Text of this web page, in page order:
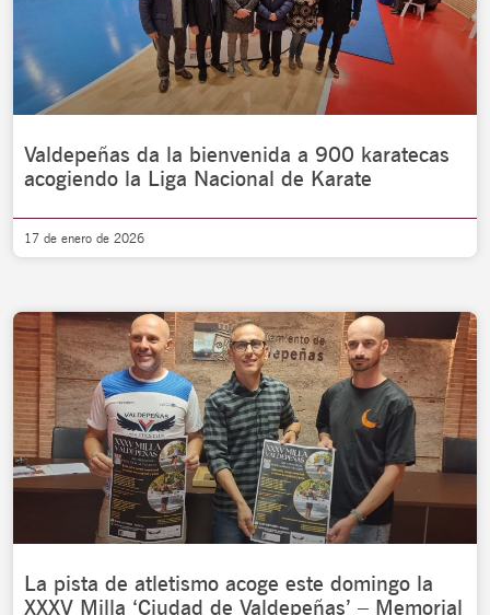
Valdepeñas da la bienvenida a 900 karatecas
acogiendo la Liga Nacional de Karate
17 de enero de 2026
La pista de atletismo acoge este domingo la
XXXV Milla ‘Ciudad de Valdepeñas’ – Memorial